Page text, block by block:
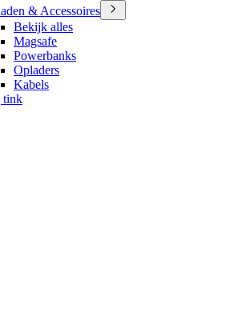
& Accessoires
Bekijk alles
Magsafe
Powerbanks
Opladers
Kabels
tink